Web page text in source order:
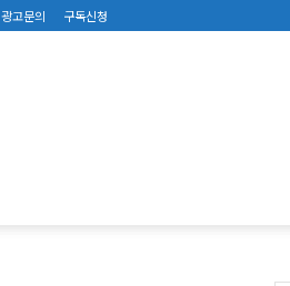
광고문의 구독신청